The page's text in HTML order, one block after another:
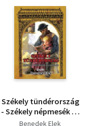
Székely tündérország
- Székely népmesék és
mondák
Benedek Elek